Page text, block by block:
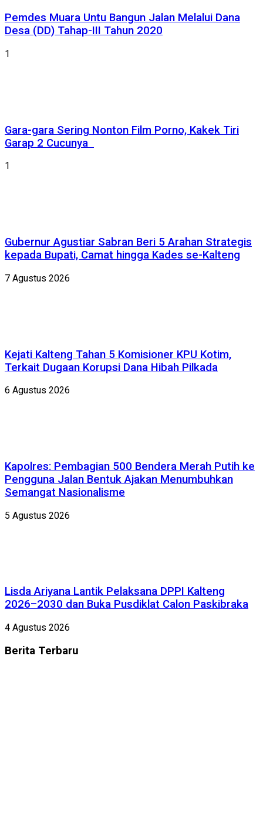
Pemdes Muara Untu Bangun Jalan Melalui Dana
Desa (DD) Tahap-III Tahun 2020
1
Gara-gara Sering Nonton Film Porno, Kakek Tiri
Garap 2 Cucunya
1
Gubernur Agustiar Sabran Beri 5 Arahan Strategis
kepada Bupati, Camat hingga Kades se-Kalteng
7 Agustus 2026
Kejati Kalteng Tahan 5 Komisioner KPU Kotim,
Terkait Dugaan Korupsi Dana Hibah Pilkada
6 Agustus 2026
Kapolres: Pembagian 500 Bendera Merah Putih ke
Pengguna Jalan Bentuk Ajakan Menumbuhkan
Semangat Nasionalisme
5 Agustus 2026
Lisda Ariyana Lantik Pelaksana DPPI Kalteng
2026–2030 dan Buka Pusdiklat Calon Paskibraka
4 Agustus 2026
Berita Terbaru